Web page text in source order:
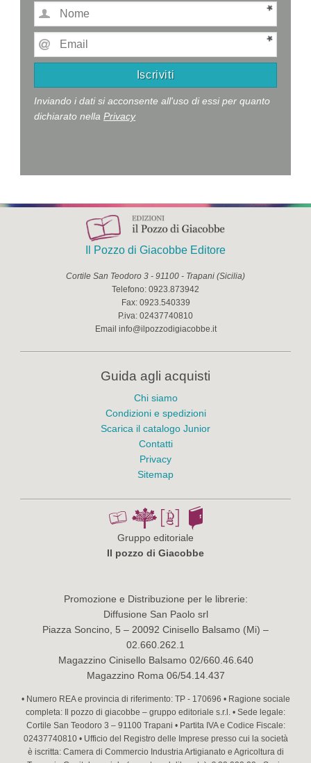
Inviando i dati si acconsente all'uso di essi per quanto
dichiarato nellaPrivacy
Il Pozzo di Giacobbe Editore
Cortile San Teodoro 3 - 91100 - Trapani (Sicilia)
Telefono: 0923.873942
Fax: 0923.540339
P.iva: 02437740810
Email info@ilpozzodigiacobbe.it
Guida agli acquisti
Chi siamo
Condizioni e spedizioni
Scarica il catalogo Junior
Contatti
Privacy
Sitemap
Gruppo editoriale
Il pozzo di Giacobbe
Promozione e Distribuzione per le librerie:
Diffusione San Paolo srl
Piazza Soncino, 5 – 20092 Cinisello Balsamo (Mi) –
02.660.262.1
Magazzino Cinisello Balsamo 02/660.46.640
Magazzino Roma 06/54.14.437
• Numero REA e provincia di riferimento: TP - 170696 • Ragione sociale
completa: Il pozzo di giacobbe – gruppo editoriale s.r.l. • Sede legale:
Cortile San Teodoro 3 – 91100 Trapani • Partita IVA e Codice Fiscale:
02437740810 • Ufficio del Registro delle Imprese presso cui la società
è iscritta: Camera di Commercio Industria Artigianato e Agricoltura di